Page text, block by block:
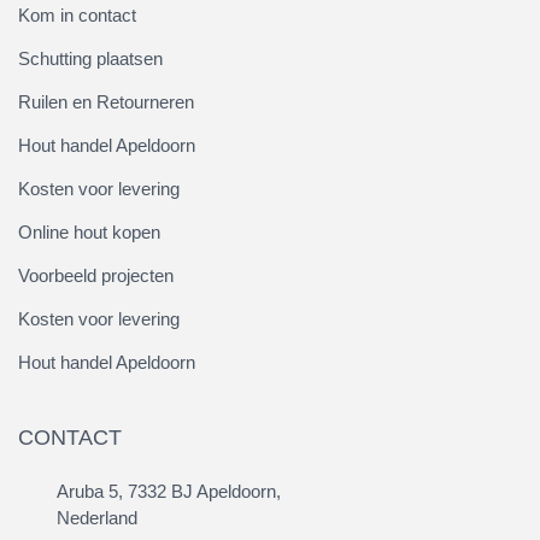
Kom in contact
Schutting plaatsen
Ruilen en Retourneren
Hout handel Apeldoorn
Kosten voor levering
Online hout kopen
Voorbeeld projecten
Kosten voor levering
Hout handel Apeldoorn
CONTACT
Aruba 5, 7332 BJ Apeldoorn,
Nederland